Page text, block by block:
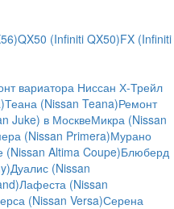
QX50 (Infiniti QX50)FX (Infiniti
вариатора Ниссан Х-Трейл
Теана (Nissan Teana)Ремонт
Juke) в МосквеМикра (Nissan
(Nissan Primera)Мурано
(Nissan Altima Coupe)Блюберд
Дуалис (Nissan
Лафеста (Nissan
(Nissan Versa)Серена